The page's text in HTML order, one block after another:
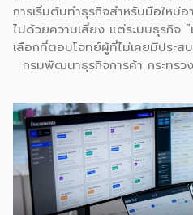
การเริ่มต้นทำธุรกิจสำหรับมือใหม่
ไปด้วยความเสี่ยง แต่ระบบธุรกิจ
เลือกที่ตอบโจทย์ผู้ที่ไม่เคยมีประ
กรมพัฒนาธุรกิจการค้า กระทร
การลงทุนที่น่าสนใจและช่วยลดอุ
ประสิทธิภาพ เหตุผลประการแรก
และพร้อมนำไปใช้ทันที ซึ่งถือเป็น
ได้อย่างดีที่สุด เนื่องจากผู้ลงทุนไ
ลองถูกเอง ระบบแฟรนไชส์ถูกออ
สำเร็จมาแล้วโดยเจ้าของแบรนด์
โครงสร้างร้านตามมาตรฐาน พ